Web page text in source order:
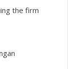
the firm